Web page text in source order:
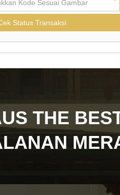
Status Transaksi
THE